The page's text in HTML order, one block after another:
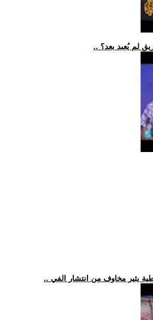
لم يُعبد بعد؟
يثير مخاوف من انتشار الفي